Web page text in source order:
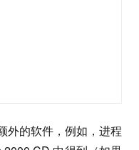
外的软件，例如，进程